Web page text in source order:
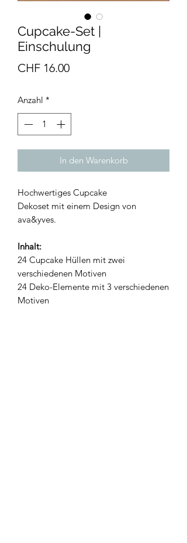
Cupcake-Set |
Einschulung
CHF 16.00Preis
Anzahl *
In den Warenkorb
Hochwertiges Cupcake
Dekoset mit einem Design von
ava&yves.
Inhalt:
24 Cupcake Hüllen mit zwei
verschiedenen Motiven
24 Deko-Elemente mit 3 verschiedenen
Motiven